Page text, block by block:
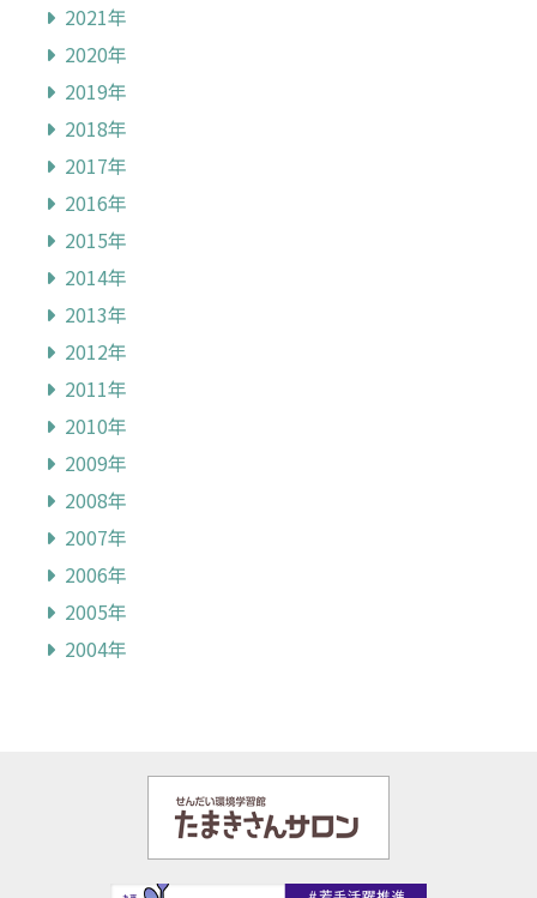
2021年
2020年
2019年
2018年
2017年
2016年
2015年
2014年
2013年
2012年
2011年
2010年
2009年
2008年
2007年
2006年
2005年
2004年